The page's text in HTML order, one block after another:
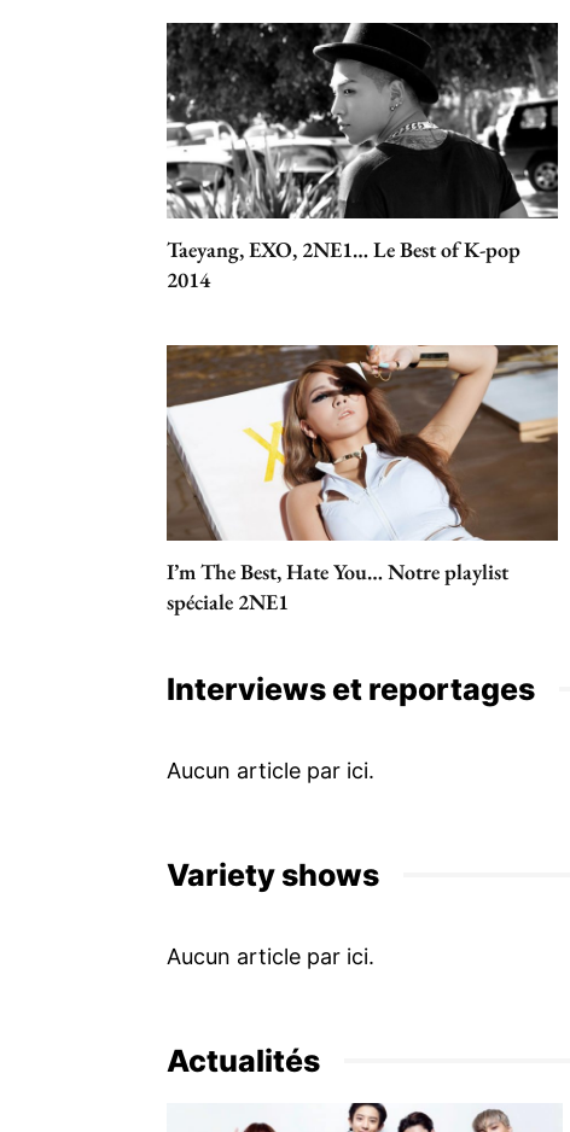
Taeyang, EXO, 2NE1… Le Best of K-pop
2014
I’m The Best, Hate You… Notre playlist
spéciale 2NE1
Interviews et reportages
Variety shows
Actualités